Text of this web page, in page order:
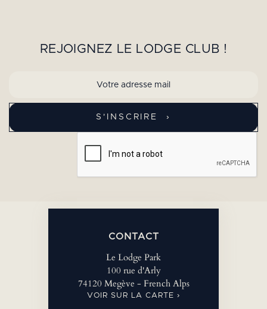
REJOIGNEZ LE LODGE CLUB !
CONTACT
Le Lodge Park
100 rue d'Arly
74120 Megève - French Alps
VOIR SUR LA CARTE ›